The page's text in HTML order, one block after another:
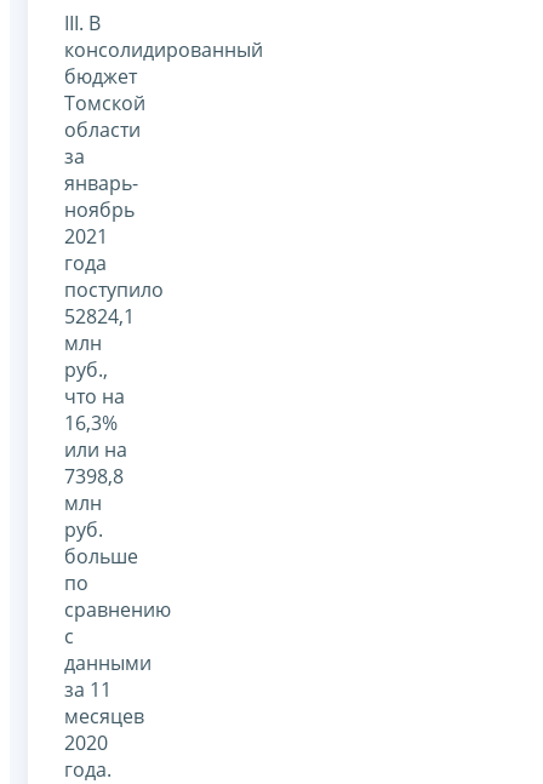
III. В
консолидированный
бюджет
Томской
области
за
январь-
ноябрь
2021
года
поступило
52824,1
млн
руб.,
что на
16,3%
или на
7398,8
млн
руб.
больше
по
сравнению
с
данными
за 11
месяцев
2020
года.